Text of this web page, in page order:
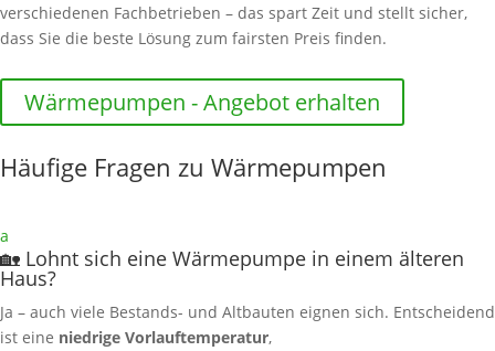
verschiedenen Fachbetrieben – das spart Zeit und stellt sicher,
dass Sie die beste Lösung zum fairsten Preis finden.
Wärmepumpen - Angebot erhalten
Häufige Fragen zu Wärmepumpen
a
🏡 Lohnt sich eine Wärmepumpe in einem älteren
Haus?
Ja – auch viele Bestands- und Altbauten eignen sich. Entscheidend
ist eine niedrige Vorlauftemperatur,